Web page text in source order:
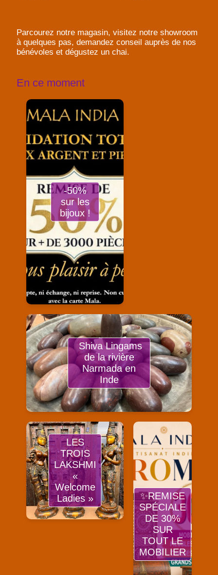
Parcourez notre magasin, visitez notre showroom
à quelques pas, demandez conseil auprès de nos
bénévoles et dégustez un chai.
En ce moment
-50%
sur les
bijoux !
Shiva Lingams
de la rivière
Narmada en
Inde
LES
TROIS
LAKSHMI
«
Welcome
Ladies »
✨REMISE
SPÉCIALE
DE 30%
SUR
TOUT LE
MOBILIER